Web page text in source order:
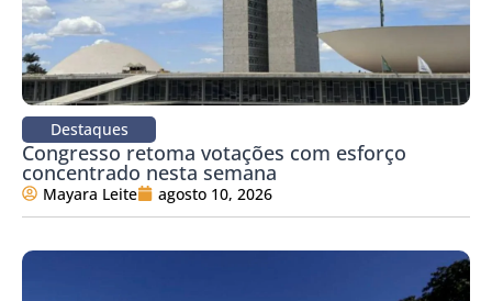
Destaques
Congresso retoma votações com esforço
concentrado nesta semana
Mayara Leite agosto 10, 2026